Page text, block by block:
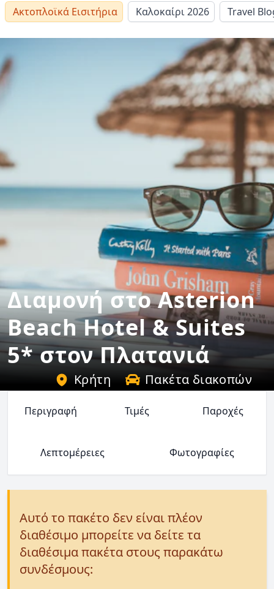
Ακτοπλοϊκά Εισιτήρια Καλοκαίρι 2026 Travel
Διαμονή στο Asterion
Beach Hotel & Suites
5* στον Πλατανιά
Κρήτη Πακέτα διακοπών
Περιγραφή Τιμές Παροχές
Λεπτομέρειες Φωτογραφίες
Αυτό το πακέτο δεν είναι πλέον
διαθέσιμο μπορείτε να δείτε τα
διαθέσιμα πακέτα στους παρακάτω
συνδέσμους: